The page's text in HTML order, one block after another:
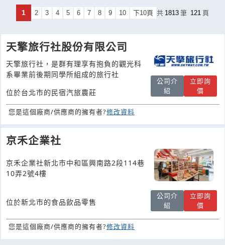
1 2 3 4 5 6 7 8 9 10 下10頁 共 1813 筆 121 頁
天擎旅行社股份有限公司
天擎旅行社，是群有理享有抱負的觀光科
系畢業前後期同學所組成的旅行社
位於台北市的民宿汽旅農莊
公司介
紹
立即詢
價
您是這個廠商/供應商的擁有者?修改資料
京禾企業社
京禾企業社新北市中和區興南路2段114巷
10弄2號4樓
位於新北市的食品飲品零售
公司介
紹
立即詢
價
您是這個廠商/供應商的擁有者?修改資料